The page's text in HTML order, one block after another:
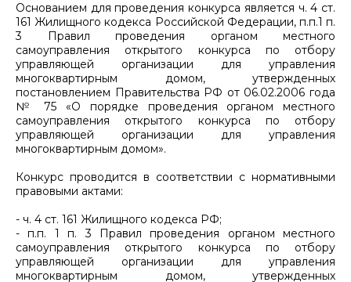
Основанием для проведения конкурса является ч. 4 ст.
161 Жилищного кодекса Российской Федерации, п.п.1 п.
3 Правил проведения органом местного
самоуправления открытого конкурса по отбору
управляющей организации для управления
многоквартирным домом, утвержденных
постановлением Правительства РФ от 06.02.2006 года
№ 75 «О порядке проведения органом местного
самоуправления открытого конкурса по отбору
управляющей организации для управления
многоквартирным домом».
Конкурс проводится в соответствии с нормативными
правовыми актами:
- ч. 4 ст. 161 Жилищного кодекса РФ;
- п.п. 1 п. 3 Правил проведения органом местного
самоуправления открытого конкурса по отбору
управляющей организации для управления
многоквартирным домом, утвержденных